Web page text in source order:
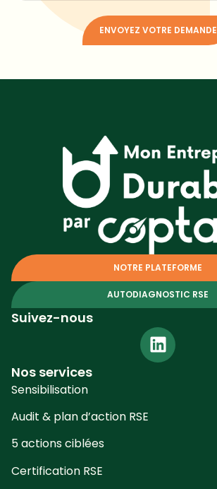
ENVOYEZ VOTRE DEMANDE
NOTRE PLATEFORME
AUTODIAGNOSTIC RSE
Suivez-nous
Nos services
Sensibilisation
Audit & plan d’action RSE
5 actions ciblées
Certification RSE